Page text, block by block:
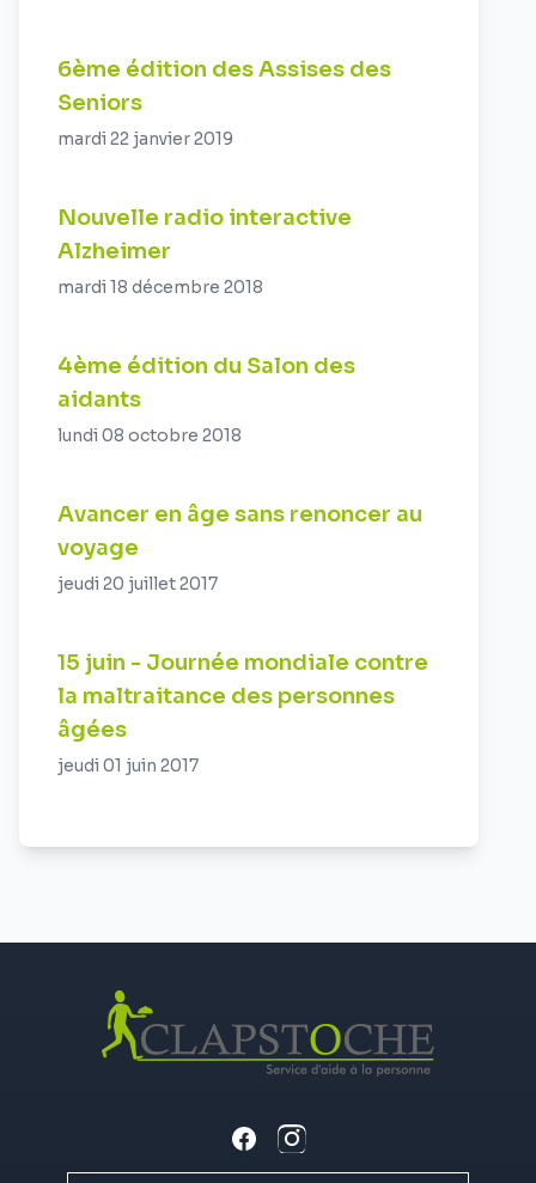
6ème édition des Assises des
Seniors
mardi 22 janvier 2019
Nouvelle radio interactive
Alzheimer
mardi 18 décembre 2018
4ème édition du Salon des
aidants
lundi 08 octobre 2018
Avancer en âge sans renoncer au
voyage
jeudi 20 juillet 2017
15 juin - Journée mondiale contre
la maltraitance des personnes
âgées
jeudi 01 juin 2017